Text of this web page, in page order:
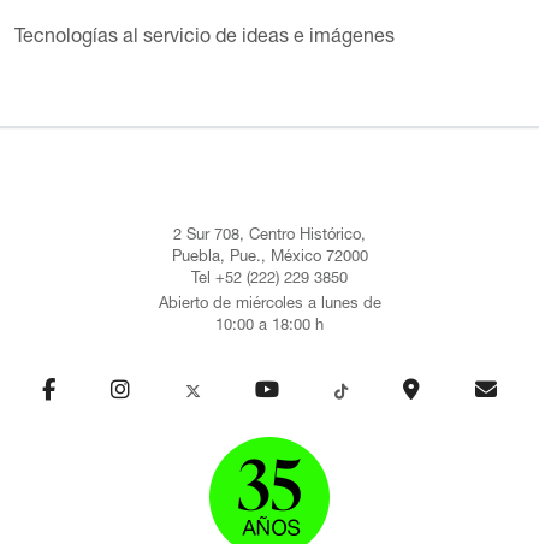
Tecnologías al servicio de ideas e imágenes
2 Sur 708, Centro Histórico,
Puebla, Pue., México 72000
Tel +52 (222) 229 3850
Abierto de miércoles a lunes de
10:00 a 18:00 h